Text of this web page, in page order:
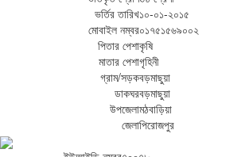
ভর্তির তারিখ১০-০১-২০১৫
মোবাইল নম্বর০১৭৫১৫৬৯০০২
পিতার পেশাকৃষি
মাতার পেশাগৃহিনী
গ্রাম/সড়কবড়মাছুয়া
ডাকঘরবড়মাছুয়া
উপজেলামঠবাড়িয়া
জেলাপিরোজপুর